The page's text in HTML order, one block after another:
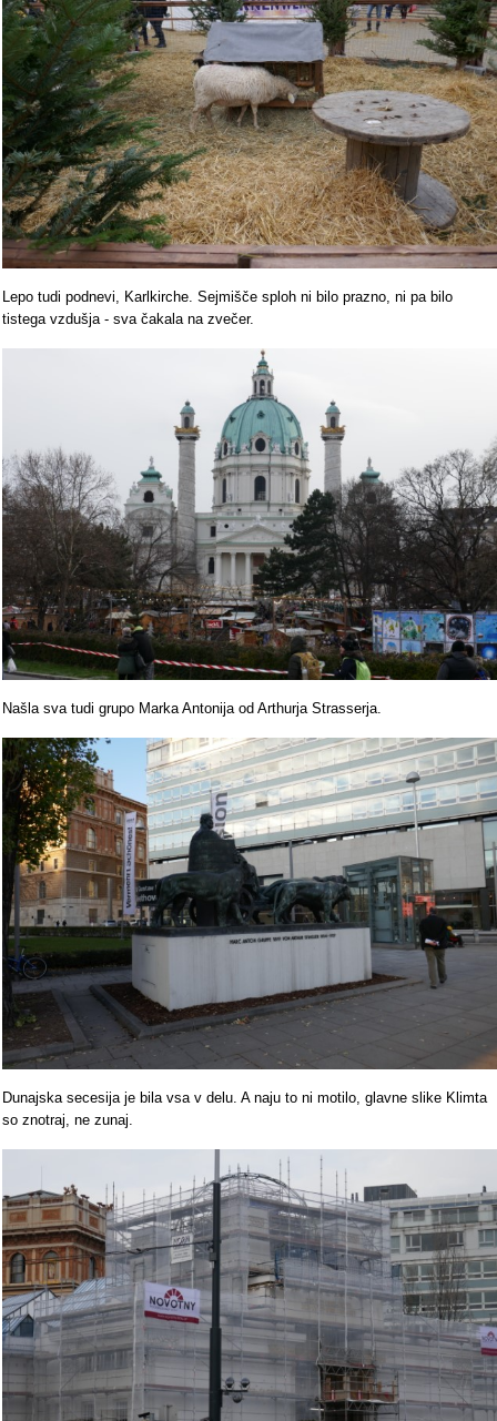
Lepo tudi podnevi, Karlkirche. Sejmišče sploh ni bilo prazno, ni pa bilo
tistega vzdušja - sva čakala na zvečer.
Našla sva tudi grupo Marka Antonija od Arthurja Strasserja.
Dunajska secesija je bila vsa v delu. A naju to ni motilo, glavne slike Klimta
so znotraj, ne zunaj.